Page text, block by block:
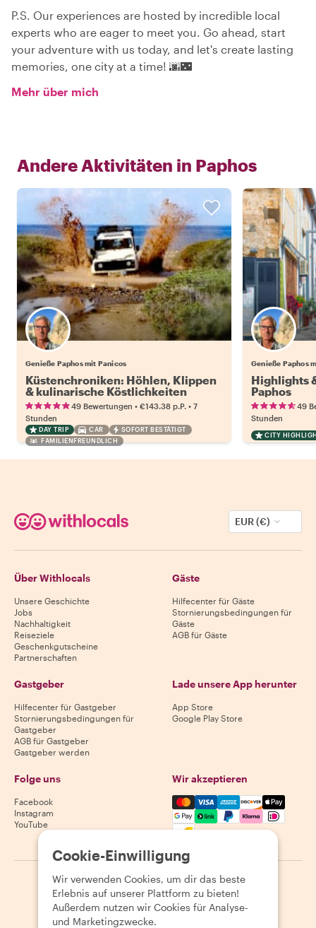
P.S. Our experiences are hosted by incredible local
experts who are eager to meet you. Go ahead, start
your adventure with us today, and let's create lasting
memories, one city at a time! 🌆🌃
Mehr über mich
Andere Aktivitäten in Paphos
Genieße Paphos mit Panicos
Küstenchroniken: Höhlen, Klippen
& kulinarische Köstlichkeiten
49 Bewertungen • €143.38 p.P. • 7
Stunden
DAY TRIP CAR
SOFORT BESTÄTIGT
FAMILIENFREUNDLICH
Genieße Paphos
Highlights
Paphos
49
Stunden
CITY
EUR (€)
Über Withlocals
Unsere Geschichte
Jobs
Nachhaltigkeit
Reiseziele
Geschenkgutscheine
Partnerschaften
Gäste
Hilfecenter für Gäste
Stornierungsbedingungen für
Gäste
AGB für Gäste
Gastgeber
Hilfecenter für Gastgeber
Stornierungsbedingungen für
Gastgeber
AGB für Gastgeber
Gastgeber werden
Lade unsere App herunter
App Store
Google Play Store
Folge uns
Facebook
Instagram
YouTube
Wir akzeptieren
Mastercard, Visa, Amex,
2026 Withlocals.com | Datenschutzerklärung | Cookies
Seitenübersicht
Cookie-Einwilligung
Wir verwenden Cookies, um dir das beste
Erlebnis auf unserer Plattform zu bieten!
Außerdem nutzen wir Cookies für Analyse-
und Marketingzwecke.